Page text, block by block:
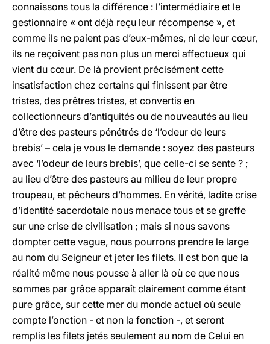
connaissons tous la différence : l’intermédiaire et le
gestionnaire « ont déjà reçu leur récompense », et
comme ils ne paient pas d’eux-mêmes, ni de leur cœur,
ils ne reçoivent pas non plus un merci affectueux qui
vient du cœur. De là provient précisément cette
insatisfaction chez certains qui finissent par être
tristes, des prêtres tristes, et convertis en
collectionneurs d’antiquités ou de nouveautés au lieu
d’être des pasteurs pénétrés de ‘l’odeur de leurs
brebis’ – cela je vous le demande : soyez des pasteurs
avec ‘l’odeur de leurs brebis’, que celle-ci se sente ? ;
au lieu d’être des pasteurs au milieu de leur propre
troupeau, et pêcheurs d’hommes. En vérité, ladite crise
d’identité sacerdotale nous menace tous et se greffe
sur une crise de civilisation ; mais si nous savons
dompter cette vague, nous pourrons prendre le large
au nom du Seigneur et jeter les filets. Il est bon que la
réalité même nous pousse à aller là où ce que nous
sommes par grâce apparaît clairement comme étant
pure grâce, sur cette mer du monde actuel où seule
compte l’onction - et non la fonction -, et seront
remplis les filets jetés seulement au nom de Celui en